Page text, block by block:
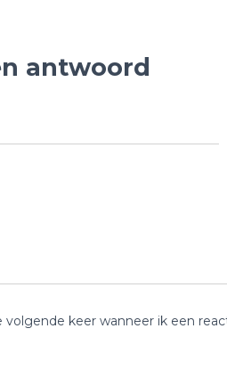
antwoord
keer wanneer ik een